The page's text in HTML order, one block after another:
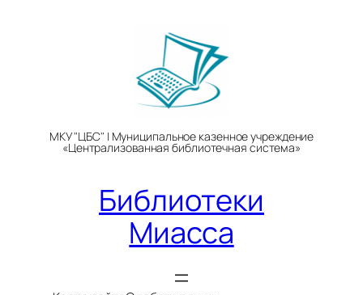
МКУ "ЦБС" | Муниципальное казенное учреждение
«Централизованная библиотечная система»
Библиотеки
Миасса